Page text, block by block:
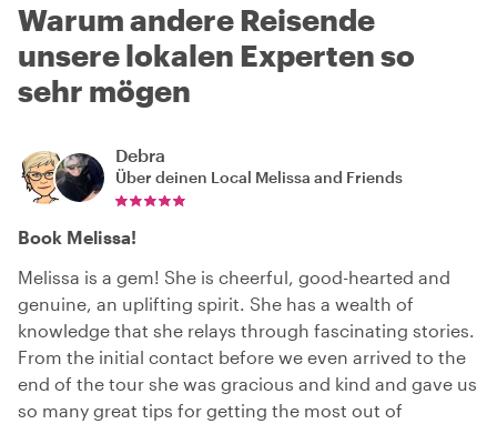
Warum andere Reisende
unsere lokalen Experten so
sehr mögen
Debra
Über deinen Local Melissa and Friends
Book Melissa!
Melissa is a gem! She is cheerful, good-hearted and
genuine, an uplifting spirit. She has a wealth of
knowledge that she relays through fascinating stories.
From the initial contact before we even arrived to the
end of the tour she was gracious and kind and gave us
so many great tips for getting the most out of